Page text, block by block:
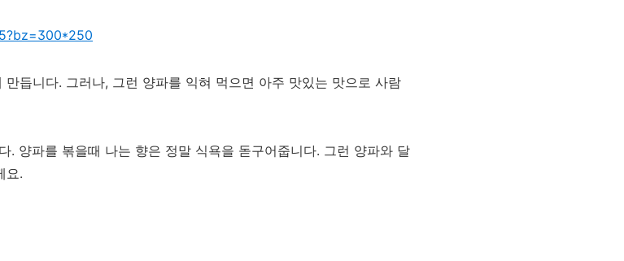
듭니다. 그러나, 그런 양파를 익혀 먹으면 아주 맛있는 맛으로 사람
. 양파를 볶을때 나는 향은 정말 식욕을 돋구어줍니다. 그런 양파와 달
요.